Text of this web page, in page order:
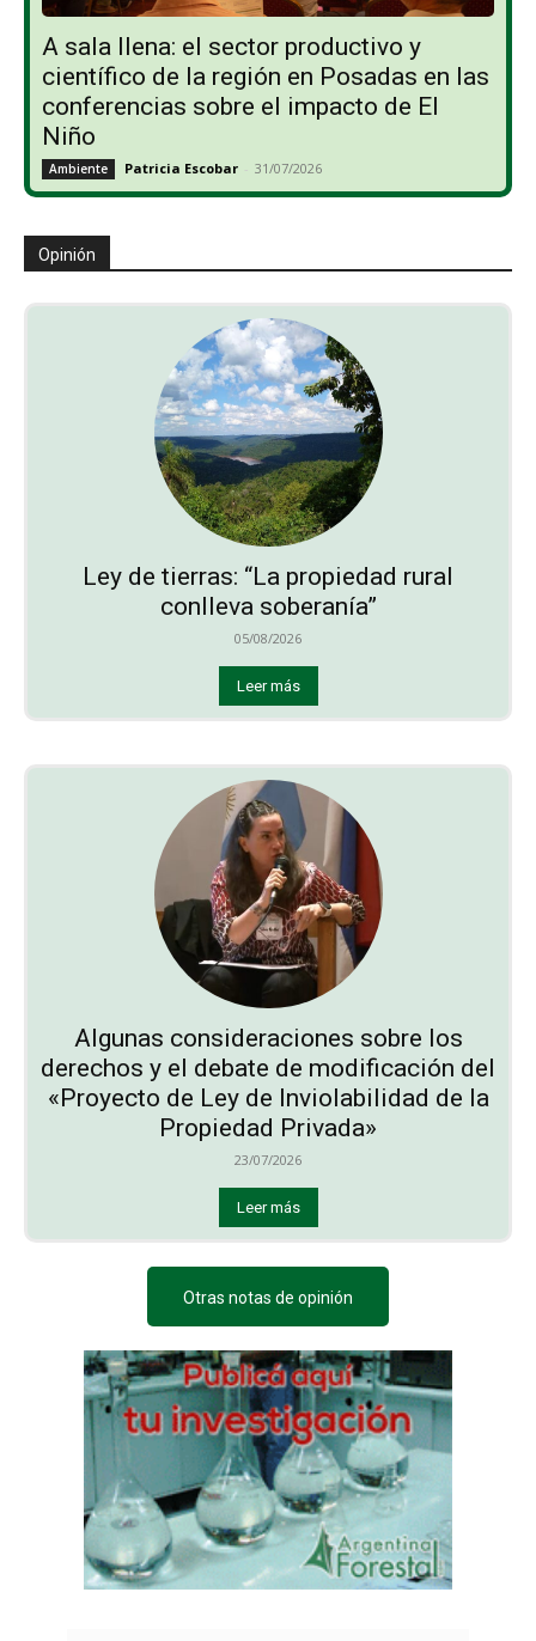
A sala llena: el sector productivo y
científico de la región en Posadas en las
conferencias sobre el impacto de El
Niño
Ambiente Patricia Escobar - 31/07/2026
Opinión
Ley de tierras: “La propiedad rural
conlleva soberanía”
05/08/2026
Leer más
Algunas consideraciones sobre los
derechos y el debate de modificación del
«Proyecto de Ley de Inviolabilidad de la
Propiedad Privada»
23/07/2026
Leer más
Otras notas de opinión